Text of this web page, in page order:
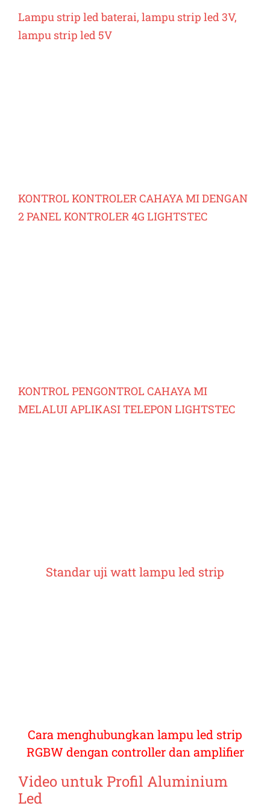
Lampu strip led baterai, lampu strip led 3V,
lampu strip led 5V
KONTROL KONTROLER CAHAYA MI DENGAN
2 PANEL KONTROLER 4G LIGHTSTEC
KONTROL PENGONTROL CAHAYA MI
MELALUI APLIKASI TELEPON LIGHTSTEC
Standar uji watt lampu led strip
Cara menghubungkan lampu led strip
RGBW dengan controller dan amplifier
Video untuk Profil Aluminium
Led